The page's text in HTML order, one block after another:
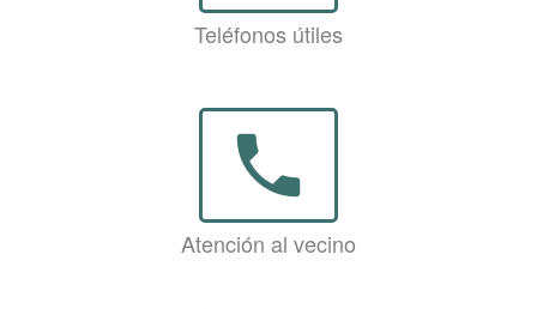
Teléfonos útiles
phone
Atención al vecino